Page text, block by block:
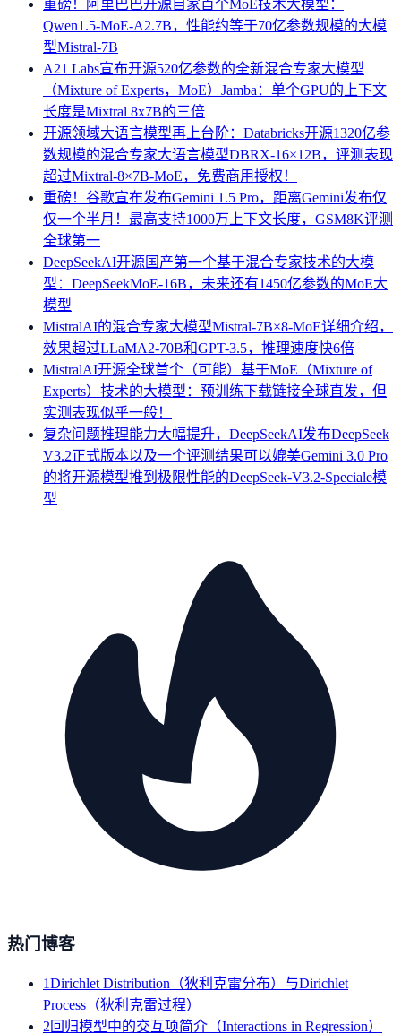
重磅！阿里巴巴开源自家首个MoE技术大模型：
Qwen1.5-MoE-A2.7B，性能约等于70亿参数规模的大模
型Mistral-7B
A21 Labs宣布开源520亿参数的全新混合专家大模型
（Mixture of Experts，MoE）Jamba：单个GPU的上下文
长度是Mixtral 8x7B的三倍
开源领域大语言模型再上台阶：Databricks开源1320亿参
数规模的混合专家大语言模型DBRX-16×12B，评测表现
超过Mixtral-8×7B-MoE，免费商用授权！
重磅！谷歌宣布发布Gemini 1.5 Pro，距离Gemini发布仅
仅一个半月！最高支持1000万上下文长度，GSM8K评测
全球第一
DeepSeekAI开源国产第一个基于混合专家技术的大模
型：DeepSeekMoE-16B，未来还有1450亿参数的MoE大
模型
MistralAI的混合专家大模型Mistral-7B×8-MoE详细介绍，
效果超过LLaMA2-70B和GPT-3.5，推理速度快6倍
MistralAI开源全球首个（可能）基于MoE（Mixture of
Experts）技术的大模型：预训练下载链接全球直发，但
实测表现似乎一般！
复杂问题推理能力大幅提升，DeepSeekAI发布DeepSeek
V3.2正式版本以及一个评测结果可以媲美Gemini 3.0 Pro
的将开源模型推到极限性能的DeepSeek-V3.2-Speciale模
型
热门博客
1Dirichlet Distribution（狄利克雷分布）与Dirichlet
Process（狄利克雷过程）
2回归模型中的交互项简介（Interactions in Regression）